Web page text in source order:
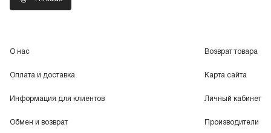
О нас
Оплата и доставка
Информация для клиентов
Обмен и возврат
Возврат товара
Карта сайта
Личный кабинет
Производители